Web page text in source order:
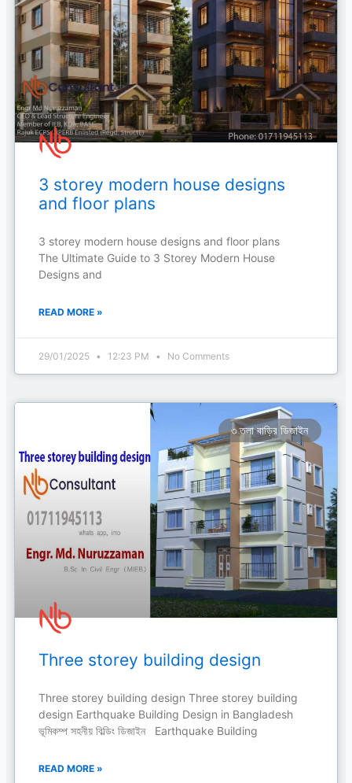
3 storey modern house designs
and floor plans
3 storey modern house designs and floor plans
The Ultimate Guide to 3 Storey Modern House
Designs and
READ MORE »
29/01/2025 12:23 PM No Comments
৩ তলা বাড়ির ডিজাইন
Three storey building design
Three storey building design Three storey building
design Earthquake Building Design in Bangladesh
ভূমিকম্প সহনীয় বিল্ডিং ডিজাইন Earthquake Building
READ MORE »